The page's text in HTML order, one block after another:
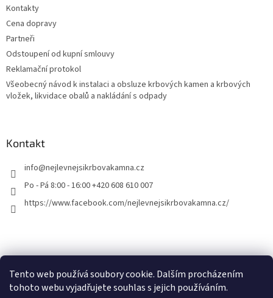
Tento web používá soubory cookie. Dalším procházením
tohoto webu vyjadřujete souhlas s jejich používáním.
Kontakty
Cena dopravy
Partneři
Odstoupení od kupní smlouvy
Reklamační protokol
Všeobecný návod k instalaci a obsluze krbových kamen a krbových
vložek, likvidace obalů a nakládání s odpady
Kontakt
info@nejlevnejsikrbovakamna.cz
Po - Pá 8:00 - 16:00 +420 608 610 007
https://www.facebook.com/nejlevnejsikrbovakamna.cz/